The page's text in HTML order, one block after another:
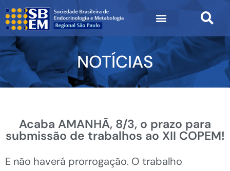
NOTÍCIAS
Acaba AMANHÃ, 8/3, o prazo para
submissão de trabalhos ao XII COPEM!
E não haverá prorrogação. O trabalho